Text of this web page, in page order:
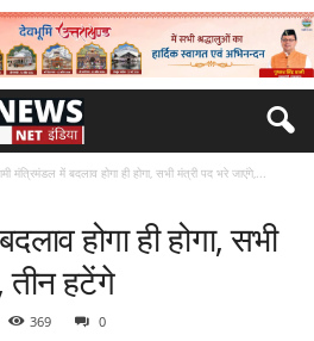
मंत्रिमंडल में बदलाव होगा ही होगा, सभी मंत्री पद भरे जाएंगे,...
होगा ही होगा, सभी
तीन हटेंगे
369 0